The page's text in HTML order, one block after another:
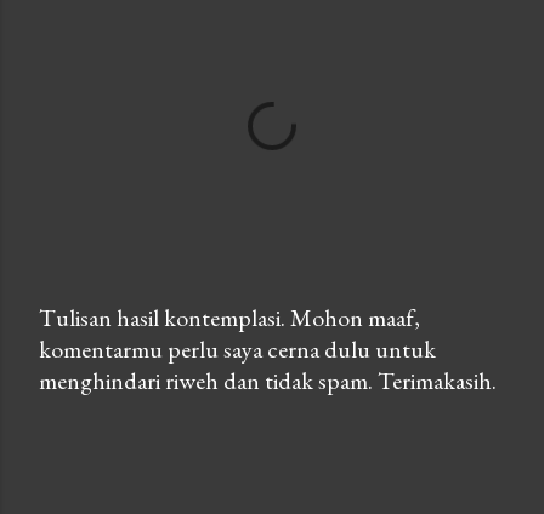
P
o
Tulisan hasil kontemplasi. Mohon maaf,
komentarmu perlu saya cerna dulu untuk
menghindari riweh dan tidak spam. Terimakasih.